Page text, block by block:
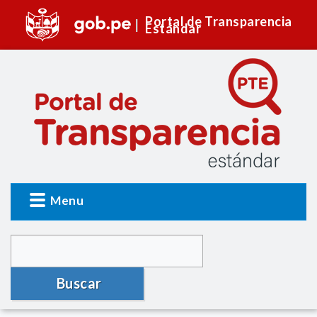
Portal de Transparencia
Estándar
Menu
Buscar